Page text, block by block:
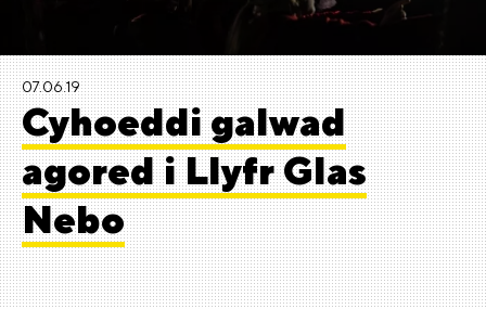
07.06.19
Cyhoeddi galwad
agored i Llyfr Glas
Nebo